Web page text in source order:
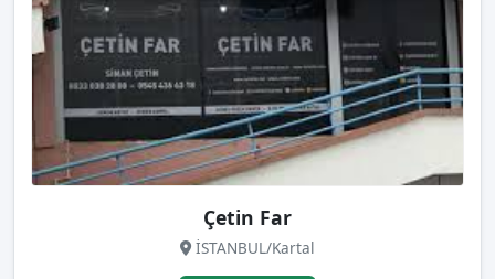
Çetin Far
İSTANBUL/Kartal